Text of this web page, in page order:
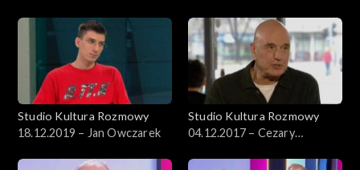
Studio Kultura Rozmowy
18.12.2019 – Jan Owczarek
Studio Kultura Rozmowy
04.12.2017 – Cezary